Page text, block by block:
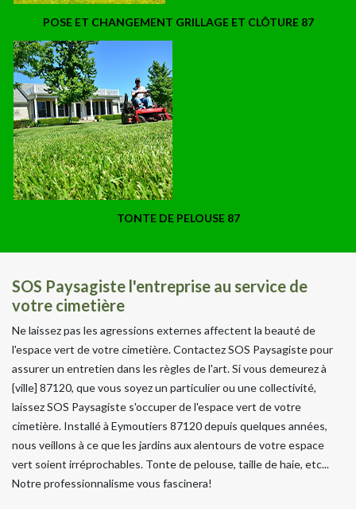
POSE ET CHANGEMENT GRILLAGE ET CLÔTURE 87
TONTE DE PELOUSE 87
SOS Paysagiste l'entreprise au service de
votre cimetière
Ne laissez pas les agressions externes affectent la beauté de
l'espace vert de votre cimetière. Contactez SOS Paysagiste pour
assurer un entretien dans les règles de l'art. Si vous demeurez à
{ville] 87120, que vous soyez un particulier ou une collectivité,
laissez SOS Paysagiste s'occuper de l'espace vert de votre
cimetière. Installé à Eymoutiers 87120 depuis quelques années,
nous veillons à ce que les jardins aux alentours de votre espace
vert soient irréprochables. Tonte de pelouse, taille de haie, etc...
Notre professionnalisme vous fascinera!